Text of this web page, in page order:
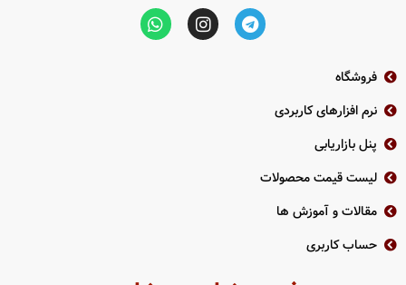
فروشگاه
نرم افزارهای کاربردی
پنل بازاریابی
لیست قیمت محصولات
مقالات و آموزش ها
حساب کاربری